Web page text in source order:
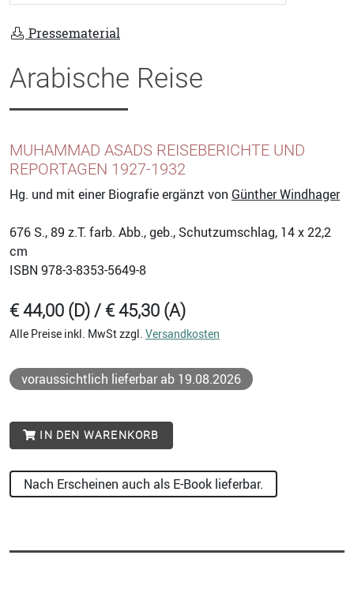
Pressematerial
Arabische Reise
MUHAMMAD ASADS REISEBERICHTE UND
REPORTAGEN 1927-1932
Hg. und mit einer Biografie ergänzt von Günther Windhager
676 S., 89 z.T. farb. Abb., geb., Schutzumschlag, 14 x 22,2
cm
ISBN 978-3-8353-5649-8
€ 44,00 (D) / € 45,30 (A)
Alle Preise inkl. MwSt zzgl. Versandkosten
voraussichtlich lieferbar ab 19.08.2026
IN DEN WARENKORB
Nach Erscheinen auch als E-Book lieferbar.